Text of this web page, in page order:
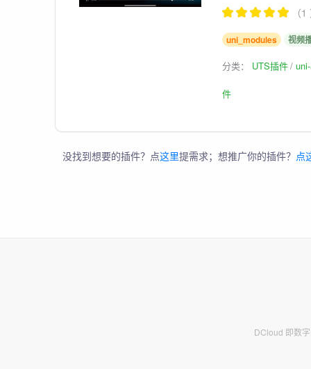
（
uni_modules 视频
分类： UTS插件
件
没找到想要的插件？点这里提需求；想推广你的插件？ 点
DCloud 即数